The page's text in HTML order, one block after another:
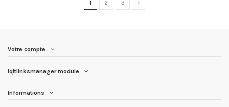
1 2 3
Votre compte
iqitlinksmanager module
Informations